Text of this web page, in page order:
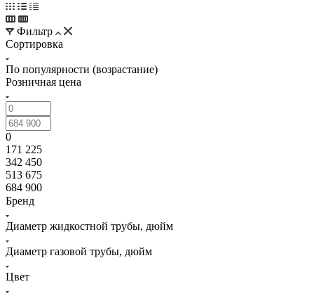
Фильтр
Сортировка
По популярности (возрастание)
Розничная цена
0
171 225
342 450
513 675
684 900
Бренд
Диаметр жидкостной трубы, дюйм
Диаметр газовой трубы, дюйм
Цвет